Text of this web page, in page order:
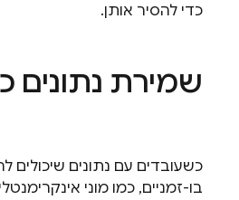
כדי להסיר אותן.
שמירת נתונים
כשעובדים עם נתונים שיכולים
בו-זמניים, כמו מוני